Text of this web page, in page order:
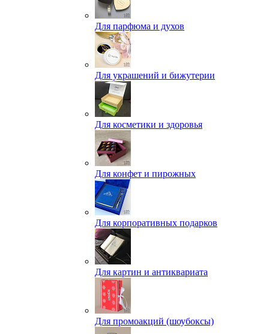
Для парфюма и духов
Для украшений и бижутерии
Для косметики и здоровья
Для конфет и пирожных
Для корпоративных подарков
Для картин и антиквариата
Для промоакций (шоубоксы)